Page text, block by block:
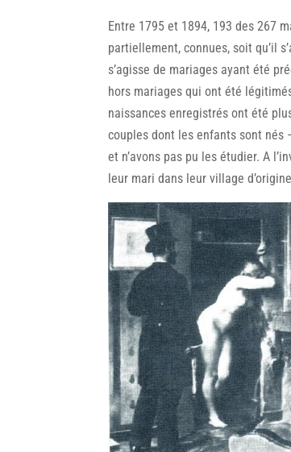
Entre 1795 et 1894, 193 des 267
partiellement, connues, soit qu’il
s’agisse de mariages ayant été
hors mariages qui ont été
naissances enregistrés ont été
couples dont les enfants sont nés
et n’avons pas pu les étudier. A
leur mari dans leur village